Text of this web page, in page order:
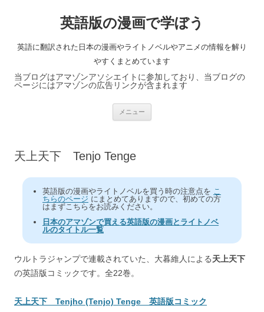
英語版の漫画で学ぼう
英語に翻訳された日本の漫画やライトノベルやアニメの情報を解り
やすくまとめています
当ブログはアマゾンアソシエイトに参加しており、当ブログの
ページにはアマゾンの広告リンクが含まれます
メニュー
天上天下 Tenjo Tenge
英語版の漫画やライトノベルを買う時の注意点を こ
ちらのページ にまとめてありますので、初めての方
はまずこちらをお読みください。
日本のアマゾンで買える英語版の漫画とライトノベ
ルのタイトル一覧
ウルトラジャンプで連載されていた、大暮維人による天上天下
の英語版コミックです。全22巻。
天上天下 Tenjho (Tenjo) Tenge 英語版コミック